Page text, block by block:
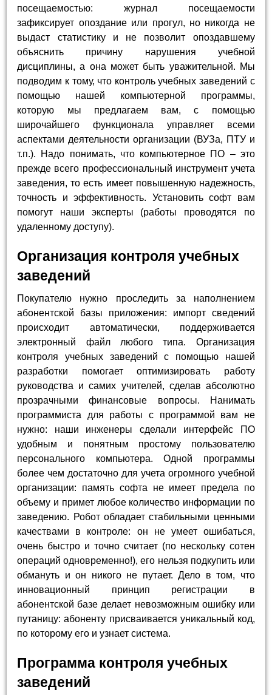
посещаемостью: журнал посещаемости
зафиксирует опоздание или прогул, но никогда не
выдаст статистику и не позволит опоздавшему
объяснить причину нарушения учебной
дисциплины, а она может быть уважительной. Мы
подводим к тому, что контроль учебных заведений с
помощью нашей компьютерной программы,
которую мы предлагаем вам, с помощью
широчайшего функционала управляет всеми
аспектами деятельности организации (ВУЗа, ПТУ и
т.п.). Надо понимать, что компьютерное ПО – это
прежде всего профессиональный инструмент учета
заведения, то есть имеет повышенную надежность,
точность и эффективность. Установить софт вам
помогут наши эксперты (работы проводятся по
удаленному доступу).
Организация контроля учебных
заведений
Покупателю нужно проследить за наполнением
абонентской базы приложения: импорт сведений
происходит автоматически, поддерживается
электронный файл любого типа. Организация
контроля учебных заведений с помощью нашей
разработки помогает оптимизировать работу
руководства и самих учителей, сделав абсолютно
прозрачными финансовые вопросы. Нанимать
программиста для работы с программой вам не
нужно: наши инженеры сделали интерфейс ПО
удобным и понятным простому пользователю
персонального компьютера. Одной программы
более чем достаточно для учета огромного учебной
организации: память софта не имеет предела по
объему и примет любое количество информации по
заведению. Робот обладает стабильными ценными
качествами в контроле: он не умеет ошибаться,
очень быстро и точно считает (по нескольку сотен
операций одновременно!), его нельзя подкупить или
обмануть и он никого не путает. Дело в том, что
инновационный принцип регистрации в
абонентской базе делает невозможным ошибку или
путаницу: абоненту присваивается уникальный код,
по которому его и узнает система.
Программа контроля учебных
заведений